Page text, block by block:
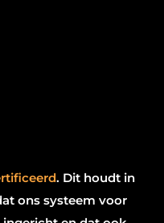
. Dit houdt in
ons systeem voor